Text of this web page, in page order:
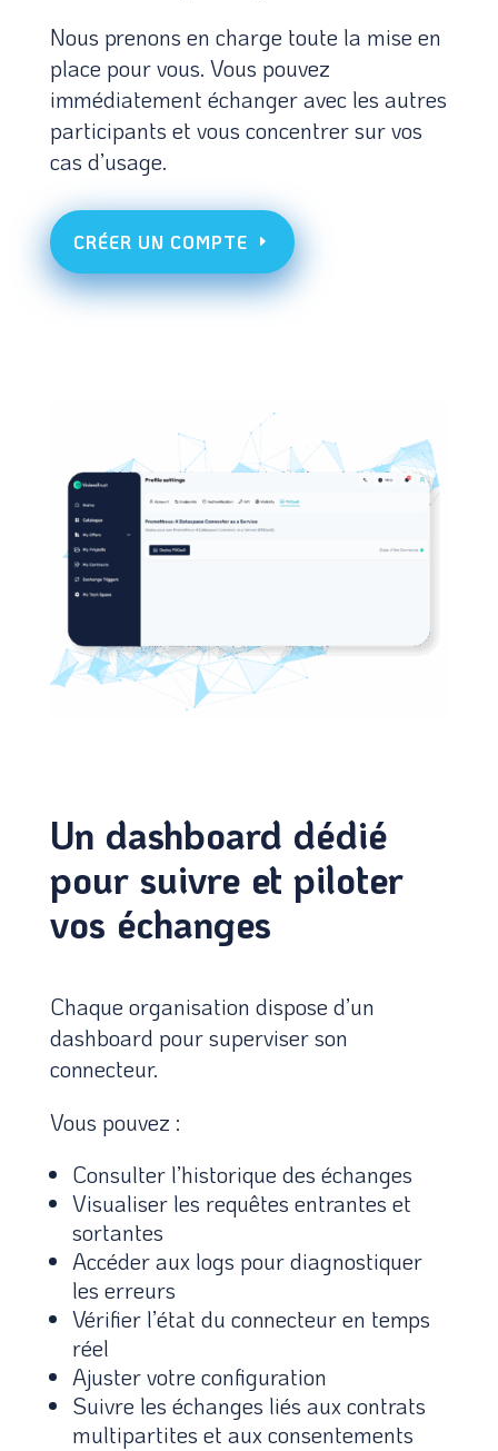
Nous prenons en charge toute la mise en
place pour vous. Vous pouvez
immédiatement échanger avec les autres
participants et vous concentrer sur vos
cas d’usage.
CRÉER UN COMPTE
Un dashboard dédié
pour suivre et piloter
vos échanges
Chaque organisation dispose d’un
dashboard pour superviser son
connecteur.
Vous pouvez :
Consulter l’historique des échanges
Visualiser les requêtes entrantes et
sortantes
Accéder aux logs pour diagnostiquer
les erreurs
Vérifier l’état du connecteur en temps
réel
Ajuster votre configuration
Suivre les échanges liés aux contrats
multipartites et aux consentements